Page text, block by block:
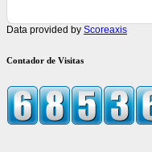
Data provided by Scoreaxis
Contador de Visitas